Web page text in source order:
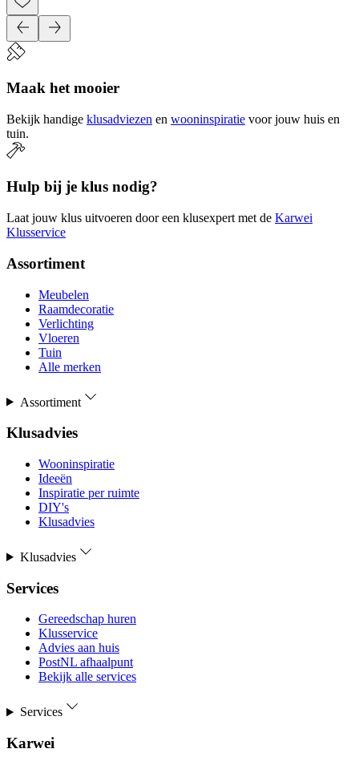
Maak het mooier
Bekijk handige klusadviezen en wooninspiratie voor jouw huis en
tuin.
Hulp bij je klus nodig?
Laat jouw klus uitvoeren door een klusexpert met de Karwei
Klusservice
Assortiment
Meubelen
Raamdecoratie
Verlichting
Vloeren
Tuin
Alle merken
Assortiment
Klusadvies
Wooninspiratie
Ideeën
Inspiratie per ruimte
DIY's
Klusadvies
Klusadvies
Services
Gereedschap huren
Klusservice
Advies aan huis
PostNL afhaalpunt
Bekijk alle services
Services
Karwei